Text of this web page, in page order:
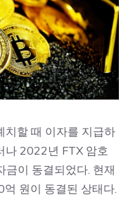
치할 때 이자를 지급하
나 2022년 FTX 암호
금이 동결되었다. 현재
원이 동결된 상태다.